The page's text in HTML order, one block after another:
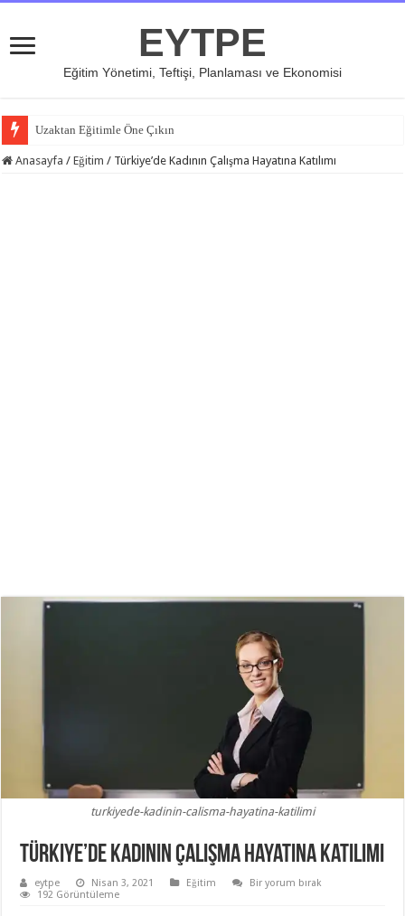
EYTPE
Eğitim Yönetimi, Teftişi, Planlaması ve Ekonomisi
Uzaktan Eğitimle Öne Çıkın
Anasayfa / Eğitim / Türkiye’de Kadının Çalışma Hayatına Katılımı
turkiyede-kadinin-calisma-hayatina-katilimi
Türkiye’de Kadının Çalışma Hayatına Katılımı
eytpe Nisan 3, 2021 Eğitim
Bir yorum bırak
192 Görüntüleme